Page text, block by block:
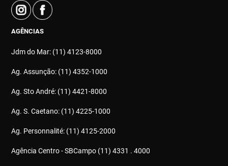
AGÊNCIAS
Jdm do Mar: (11) 4123-8000
Ag. Assunção: (11) 4352-1000
Ag. Sto André: (11) 4421-8000
Ag. S. Caetano: (11) 4225-1000
Ag. Personnalité: (11) 4125-2000
Agência Centro - SBCampo (11) 4331 . 4000